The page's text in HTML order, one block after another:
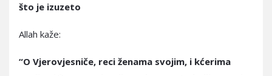
što je izuzeto
Allah kaže:
“O Vjerovjesniče, reci ženama svojim, i kćerima